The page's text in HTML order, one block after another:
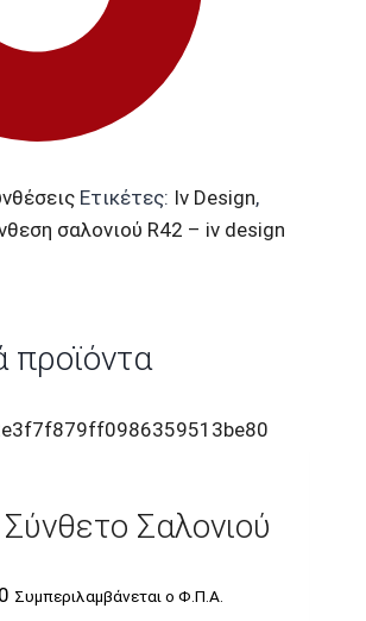
Ετικέτες: Iv Design,
σαλονιού R42 – iv design
προϊόντα
Σαλονιού
Συμπεριλαμβάνεται ο Φ.Π.Α.